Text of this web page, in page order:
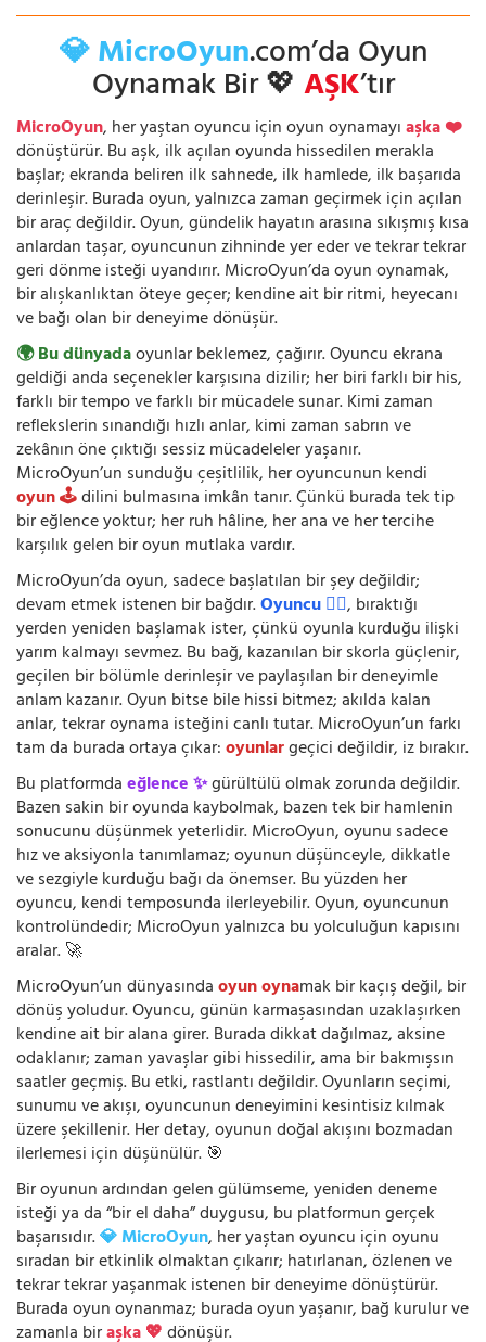
💎 MicroOyun.com’da Oyun
Oynamak Bir 💖AŞK’tır
MicroOyun, her yaştan oyuncu için oyun oynamayıaşka ❤️
dönüştürür. Bu aşk, ilk açılan oyunda hissedilen merakla
başlar; ekranda beliren ilk sahnede, ilk hamlede, ilk başarıda
derinleşir. Burada oyun, yalnızca zaman geçirmek için açılan
bir araç değildir. Oyun, gündelik hayatın arasına sıkışmış kısa
anlardan taşar, oyuncunun zihninde yer eder ve tekrar tekrar
geri dönme isteği uyandırır. MicroOyun’da oyun oynamak,
bir alışkanlıktan öteye geçer; kendine ait bir ritmi, heyecanı
ve bağı olan bir deneyime dönüşür.
🌍 Bu dünyadaoyunlar beklemez, çağırır. Oyuncu ekrana
geldiği anda seçenekler karşısına dizilir; her biri farklı bir his,
farklı bir tempo ve farklı bir mücadele sunar. Kimi zaman
reflekslerin sınandığı hızlı anlar, kimi zaman sabrın ve
zekânın öne çıktığı sessiz mücadeleler yaşanır.
MicroOyun’un sunduğu çeşitlilik, her oyuncunun kendi
oyun 🕹️dilini bulmasına imkân tanır. Çünkü burada tek tip
bir eğlence yoktur; her ruh hâline, her ana ve her tercihe
karşılık gelen bir oyun mutlaka vardır.
MicroOyun’da oyun, sadece başlatılan bir şey değildir;
devam etmek istenen bir bağdır.Oyuncu 🧍‍♂️, bıraktığı
yerden yeniden başlamak ister, çünkü oyunla kurduğu ilişki
yarım kalmayı sevmez. Bu bağ, kazanılan bir skorla güçlenir,
geçilen bir bölümle derinleşir ve paylaşılan bir deneyimle
anlam kazanır. Oyun bitse bile hissi bitmez; akılda kalan
anlar, tekrar oynama isteğini canlı tutar. MicroOyun’un farkı
tam da burada ortaya çıkar:oyunlargeçici değildir, iz bırakır.
Bu platformdaeğlence ✨gürültülü olmak zorunda değildir.
Bazen sakin bir oyunda kaybolmak, bazen tek bir hamlenin
sonucunu düşünmek yeterlidir. MicroOyun, oyunu sadece
hız ve aksiyonla tanımlamaz; oyunun düşünceyle, dikkatle
ve sezgiyle kurduğu bağı da önemser. Bu yüzden her
oyuncu, kendi temposunda ilerleyebilir. Oyun, oyuncunun
kontrolündedir; MicroOyun yalnızca bu yolculuğun kapısını
aralar. 🚀
MicroOyun’un dünyasındaoyun oynamak bir kaçış değil, bir
dönüş yoludur. Oyuncu, günün karmaşasından uzaklaşırken
kendine ait bir alana girer. Burada dikkat dağılmaz, aksine
odaklanır; zaman yavaşlar gibi hissedilir, ama bir bakmışsın
saatler geçmiş. Bu etki, rastlantı değildir. Oyunların seçimi,
sunumu ve akışı, oyuncunun deneyimini kesintisiz kılmak
üzere şekillenir. Her detay, oyunun doğal akışını bozmadan
ilerlemesi için düşünülür. 🎯
Bir oyunun ardından gelen gülümseme, yeniden deneme
isteği ya da “bir el daha” duygusu, bu platformun gerçek
başarısıdır.💎 MicroOyun, her yaştan oyuncu için oyunu
sıradan bir etkinlik olmaktan çıkarır; hatırlanan, özlenen ve
tekrar tekrar yaşanmak istenen bir deneyime dönüştürür.
Burada oyun oynanmaz; burada oyun yaşanır, bağ kurulur ve
zamanla biraşka 💖dönüşür.